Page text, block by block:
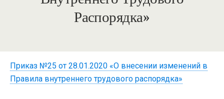
Распорядка»
Приказ №25 от 28.01.2020 «О внесении изменений в
Правила внутреннего трудового распорядка»